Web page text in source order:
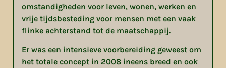
omstandigheden voor leven, wonen, werken en
vrije tijdsbesteding voor mensen met een vaak
flinke achterstand tot de maatschappij.
Er was een intensieve voorbereiding geweest om
het totale concept in 2008 ineens breed en ook